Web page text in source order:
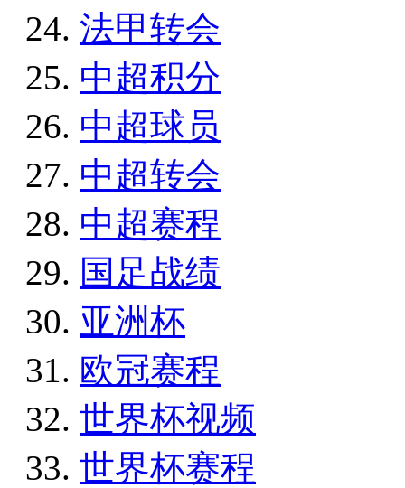
法甲转会
中超积分
中超球员
中超转会
中超赛程
国足战绩
亚洲杯
欧冠赛程
世界杯视频
世界杯赛程